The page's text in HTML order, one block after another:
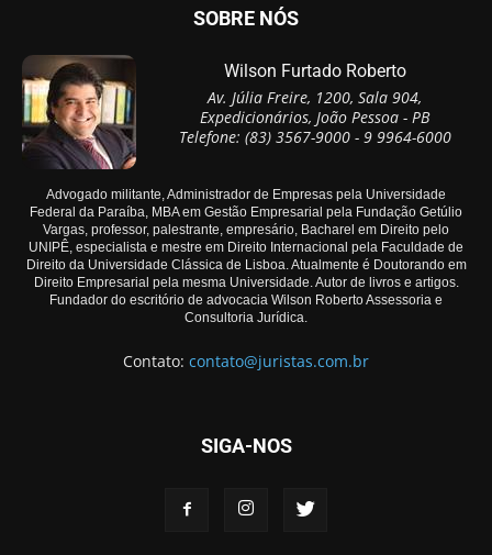
SOBRE NÓS
Wilson Furtado Roberto
Av. Júlia Freire, 1200, Sala 904,
Expedicionários, João Pessoa - PB
Telefone: (83) 3567-9000 - 9 9964-6000
Advogado militante, Administrador de Empresas pela Universidade
Federal da Paraíba, MBA em Gestão Empresarial pela Fundação Getúlio
Vargas, professor, palestrante, empresário, Bacharel em Direito pelo
UNIPÊ, especialista e mestre em Direito Internacional pela Faculdade de
Direito da Universidade Clássica de Lisboa. Atualmente é Doutorando em
Direito Empresarial pela mesma Universidade. Autor de livros e artigos.
Fundador do escritório de advocacia Wilson Roberto Assessoria e
Consultoria Jurídica.
Contato: contato@juristas.com.br
SIGA-NOS